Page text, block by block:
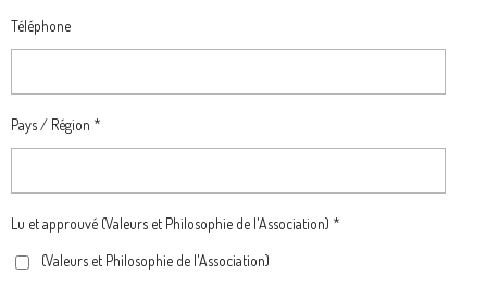
Téléphone
Pays / Région *
Lu et approuvé (Valeurs et Philosophie de l'Association) *
(Valeurs et Philosophie de l'Association)